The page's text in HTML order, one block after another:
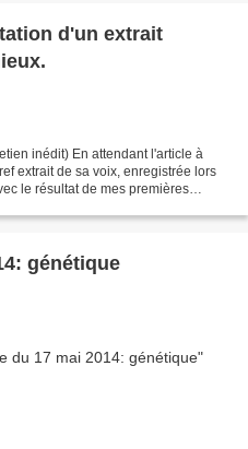
d'un extrait
inédit) En attendant l'article à
extrait de sa voix, enregistrée lors
le résultat de mes premières
génétique